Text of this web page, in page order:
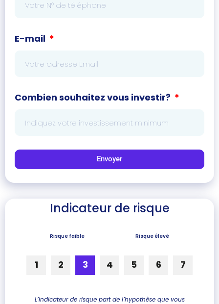
E-mail
Combien souhaitez vous investir?
Envoyer
Indicateur de risque
Risque faible Risque élevé
1 2 3 4 5 6 7
L’indicateur de risque part de l’hypothèse que vous